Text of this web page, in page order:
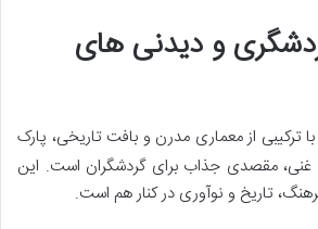
و دیدنی های
با ترکیبی از معماری مدرن و بافت تاریخی، پارک
مقصدی جذاب برای گردشگران است. این
تاریخ و نوآوری در کنار هم است.